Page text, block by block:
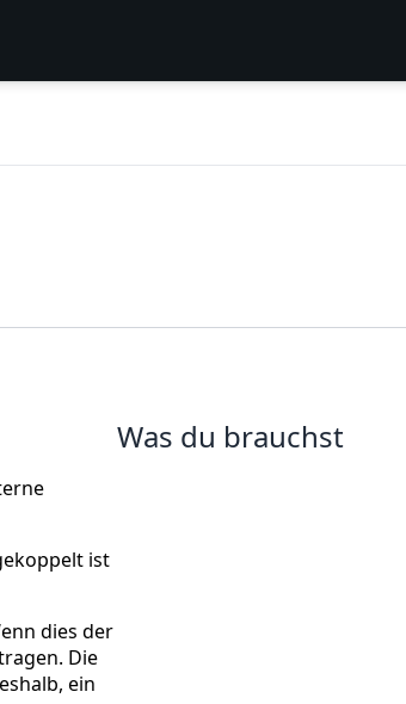
ist
dies der
Die
ein
Was du brauchst